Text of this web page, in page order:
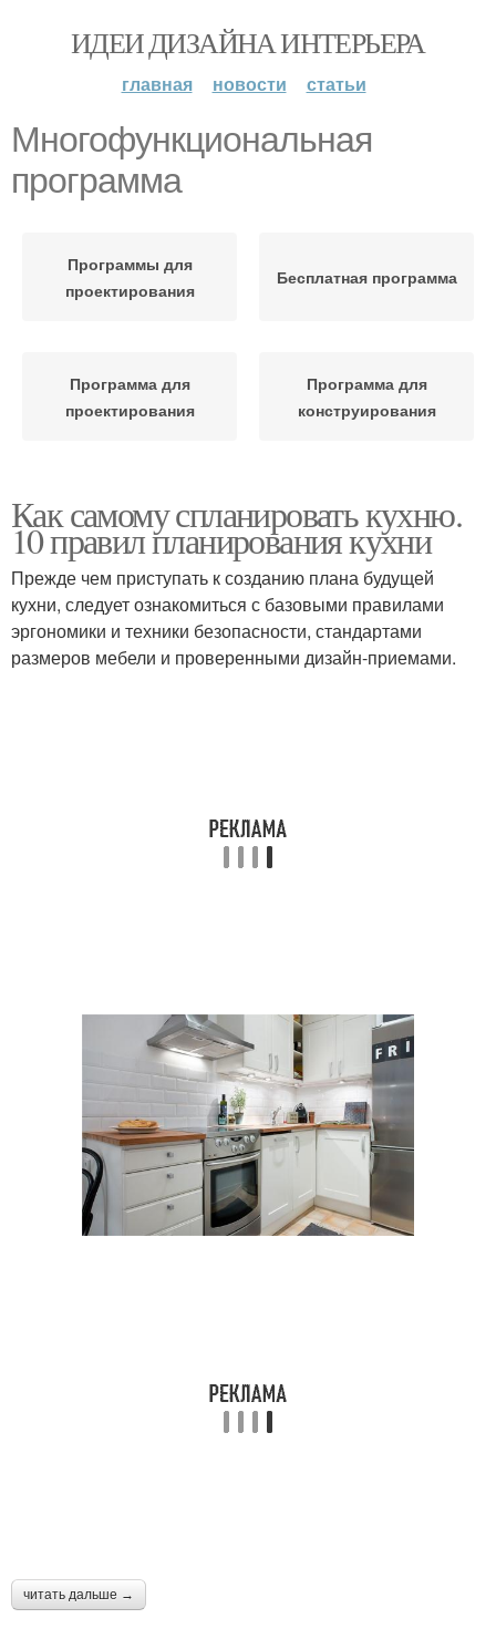
ИДЕИ ДИЗАЙНА ИНТЕРЬЕРА
главная новости статьи
Многофункциональная
программа
Программы для
проектирования
Бесплатная программа
Программа для
проектирования
Программа для
конструирования
Как самому спланировать кухню.
10 правил планирования кухни
Прежде чем приступать к созданию плана будущей
кухни, следует ознакомиться с базовыми правилами
эргономики и техники безопасности, стандартами
размеров мебели и проверенными дизайн-приемами.
читать дальше →